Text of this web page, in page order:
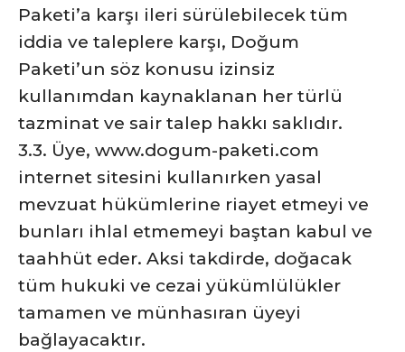
Paketi’a karşı ileri sürülebilecek tüm
iddia ve taleplere karşı, Doğum
Paketi’un söz konusu izinsiz
kullanımdan kaynaklanan her türlü
tazminat ve sair talep hakkı saklıdır.
3.3. Üye, www.dogum-paketi.com
internet sitesini kullanırken yasal
mevzuat hükümlerine riayet etmeyi ve
bunları ihlal etmemeyi baştan kabul ve
taahhüt eder. Aksi takdirde, doğacak
tüm hukuki ve cezai yükümlülükler
tamamen ve münhasıran üyeyi
bağlayacaktır.